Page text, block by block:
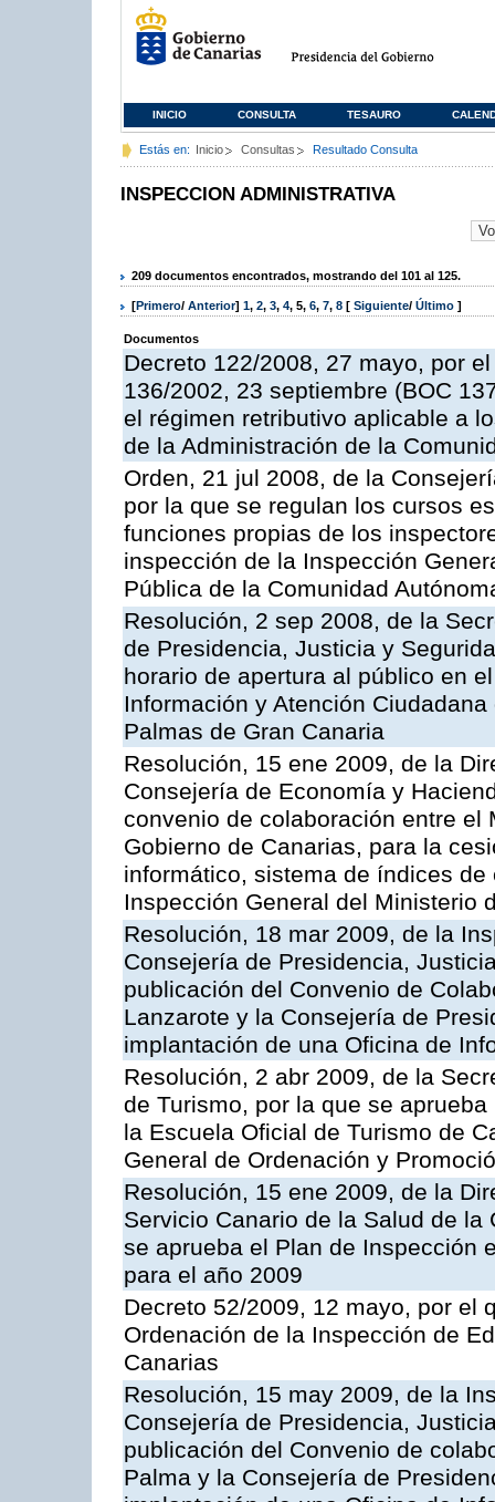
INICIO CONSULTA TESAURO
Estás en: Inicio Consultas Resultado Consulta
INSPECCION ADMINISTRATIVA
209 documentos encontrados, mostrando del 101 al 125.
[Primero/ Anterior] 1, 2, 3, 4, 5, 6, 7, 8 [ Siguiente/ Último ]
Documentos
Decreto 122/2008, 27 mayo, por
136/2002, 23 septiembre (BOC
el régimen retributivo aplicable a
de la Administración de la
Orden, 21 jul 2008, de la
por la que se regulan los cursos
funciones propias de los
inspección de la Inspección
Pública de la Comunidad
Resolución, 2 sep 2008, de la
de Presidencia, Justicia y
horario de apertura al público en
Información y Atención
Palmas de Gran Canaria
Resolución, 15 ene 2009, de la
Consejería de Economía y
convenio de colaboración entre
Gobierno de Canarias, para la
informático, sistema de índices
Inspección General del Ministerio
Resolución, 18 mar 2009, de la
Consejería de Presidencia,
publicación del Convenio de
Lanzarote y la Consejería de
implantación de una Oficina de
Resolución, 2 abr 2009, de la
de Turismo, por la que se
la Escuela Oficial de Turismo de
General de Ordenación y
Resolución, 15 ene 2009, de la
Servicio Canario de la Salud de
se aprueba el Plan de Inspección
para el año 2009
Decreto 52/2009, 12 mayo, por el
Ordenación de la Inspección de
Canarias
Resolución, 15 may 2009, de la
Consejería de Presidencia,
publicación del Convenio de
Palma y la Consejería de